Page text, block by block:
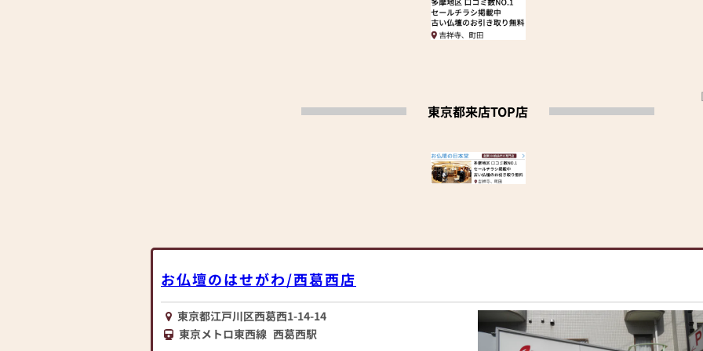
東京都来店TOP店
お仏壇のはせがわ/西葛西店
東京都江戸川区西葛西1-14-14
東京メトロ東西線 西葛西駅